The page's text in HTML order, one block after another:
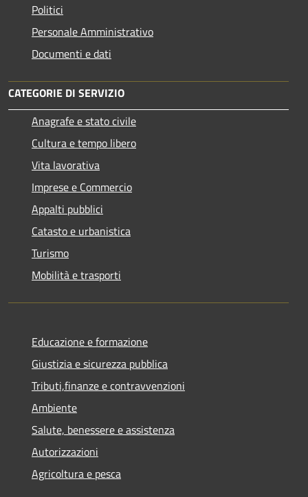
Politici
Personale Amministrativo
Documenti e dati
CATEGORIE DI SERVIZIO
Anagrafe e stato civile
Cultura e tempo libero
Vita lavorativa
Imprese e Commercio
Appalti pubblici
Catasto e urbanistica
Turismo
Mobilità e trasporti
Educazione e formazione
Giustizia e sicurezza pubblica
Tributi,finanze e contravvenzioni
Ambiente
Salute, benessere e assistenza
Autorizzazioni
Agricoltura e pesca